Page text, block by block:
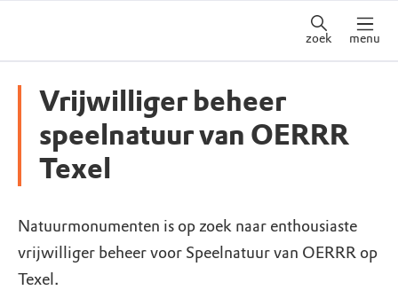
zoek menu
Vrijwilliger beheer
speelnatuur van OERRR
Texel
Natuurmonumenten is op zoek naar enthousiaste
vrijwilliger beheer voor Speelnatuur van OERRR op
Texel.